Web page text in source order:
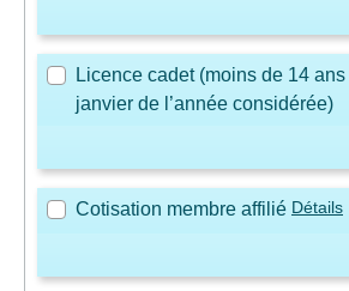
Licence cadet (moins de 14
janvier de l’année considérée)
Cotisation membre affilié Détails